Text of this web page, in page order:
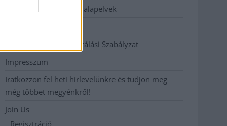
Etikai és függetlenségi alapelvek
Hozzászólási és Moderálási Szabályzat
Impresszum
Iratkozzon fel heti hírlevelünkre és tudjon meg
még többet megyénkről!
Join Us
Regisztráció